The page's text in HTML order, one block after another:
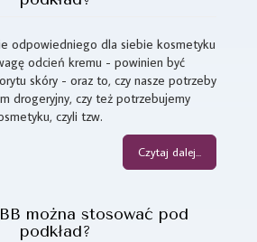
odpowiedniego dla siebie kosmetyku
odcień kremu - powinien być
skóry - oraz to, czy nasze potrzeby
drogeryjny, czy też potrzebujemy
czyli tzw.
Czytaj dalej...
można stosować pod
podkład?